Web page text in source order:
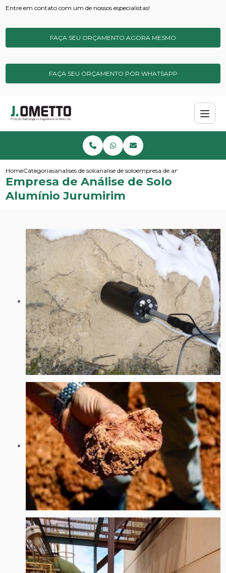
Entre em contato com um de nossos especialistas!
FAÇA SEU ORÇAMENTO AGORA MESMO
FAÇA SEU ORÇAMENTO POR WHATSAPP
HomeCategoriasanalises de solos e sedimentos
analise de soloempresa de analise de solo
Empresa de Análise de Solo
Alumínio Jurumirim